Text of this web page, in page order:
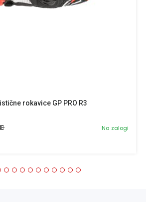
rokavice GP PRO R3
Na zalogi